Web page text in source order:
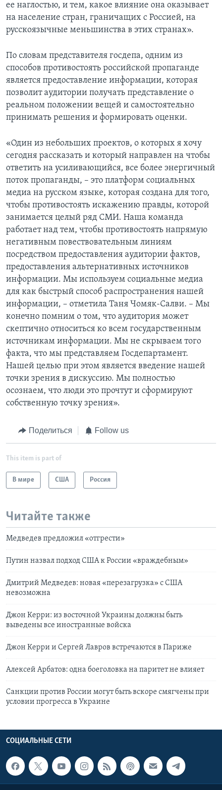
ее наглостью, и тем, какое влияние она оказывает
на население стран, граничащих с Россией, на
русскоязычные меньшинства в этих странах».
По словам представителя госдепа, одним из
способов противостоять российской пропаганде
является предоставление информации, которая
позволит аудитории получать представление о
реальном положении вещей и самостоятельно
принимать решения и формировать оценки.
«Один из небольших проектов, о которых я хочу
сегодня рассказать и который направлен на чтобы
ответить на усиливающийся, все более энергичный
поток пропаганды, – это платформ социальных
медиа на русском языке, которая создана для того,
чтобы противостоять искажению правды, которой
занимается целый ряд СМИ. Наша команда
работает над тем, чтобы противостоять напрямую
негативным повествовательным линиям
посредством предоставления аудитории фактов,
предоставления альтернативных источников
информации. Мы используем социальные медиа
для как быстрый способ распространения нашей
информации, – отметила Таня Чомяк-Салви. – Мы
конечно помним о том, что аудитория может
скептично относиться ко всем государственным
источникам информации. Мы не скрываем того
факта, что мы представляем Госдепартамент.
Нашей целью при этом является введение нашей
точки зрения в дискуссию. Мы полностью
осознаем, что люди это прочтут и сформируют
собственную точку зрения».
Поделиться Follow us
This item is part of
В мире США Россия
Читайте также
Медведев предложил «отгрести»
Путин назвал подход США к России «враждебным»
Дмитрий Медведев: новая «перезагрузка» с США
невозможна
Джон Керри: из восточной Украины должны быть
выведены все иностранные войска
Джон Керри и Сергей Лавров встречаются в Париже
Алексей Арбатов: одна боеголовка на паритет не влияет
Санкции против России могут быть вскоре смягчены при
условии прогресса в Украине
СОЦИАЛЬНЫЕ СЕТИ